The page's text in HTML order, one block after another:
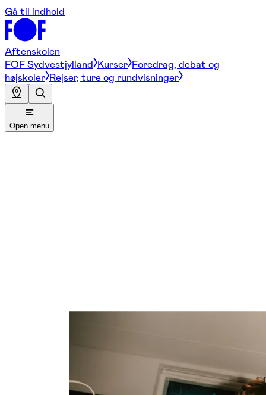
Gå til indhold
Aftenskolen
FOF Sydvestjylland Kurser Foredrag, debat og
højskoler Rejser, ture og rundvisninger
Open menu